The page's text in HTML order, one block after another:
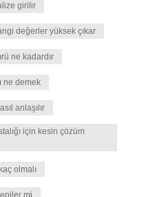
girilir
değerler yüksek çıkar
ne kadardır
ne demek
anlaşılır
için kesin çözüm
olmalı
mi